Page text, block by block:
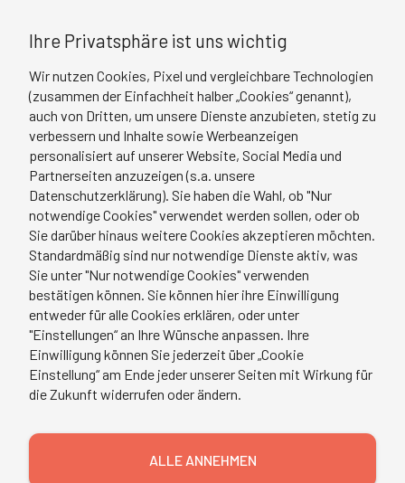
WDR-Doku „Wie wohnt NRW?“
Der Journalist, Filmemacher und Creative Producer
Sebastian Hampl hat gemeinsam mit Anja Booths im
WDR seine neue Dokumentation „Wie wohnt NRW?“
vorgestellt.
Der 90-Minüter stellt umfassend die aktuelle
Wohnsituation in Nordrhein-Westfalen vor:
Steigende Mieten, Kaufpreise und Energiekosten,
dazu Wohnungsmangel in den Ballungsräumen –
welche Ideen und Alternativen für bezahlbares und
nachhaltiges Wohnen gibt es?
ARD-Mediathek abrufbar.Sebastian Hampl ist
Ihre Privatsphäre ist uns wichtig
Wir nutzen Cookies, Pixel und vergleichbare Technologien
(zusammen der Einfachheit halber „Cookies“ genannt),
auch von Dritten, um unsere Dienste anzubieten, stetig zu
verbessern und Inhalte sowie Werbeanzeigen
personalisiert auf unserer Website, Social Media und
Partnerseiten anzuzeigen (s.a. unsere
Datenschutzerklärung). Sie haben die Wahl, ob "Nur
notwendige Cookies" verwendet werden sollen, oder ob
Sie darüber hinaus weitere Cookies akzeptieren möchten.
Standardmäßig sind nur notwendige Dienste aktiv, was
Sie unter "Nur notwendige Cookies" verwenden
bestätigen können. Sie können hier ihre Einwilligung
entweder für alle Cookies erklären, oder unter
"Einstellungen“ an Ihre Wünsche anpassen. Ihre
Einwilligung können Sie jederzeit über „Cookie
Einstellung“ am Ende jeder unserer Seiten mit Wirkung für
die Zukunft widerrufen oder ändern.
ALLE ANNEHMEN